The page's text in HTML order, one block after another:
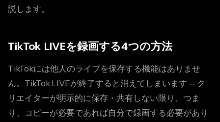
説します。
TikTok LIVEを録画する4つの方法
TikTokには他人のライブを保存する機能はありませ
ん。TikTok LIVEが終了すると消えてしまいます — ク
リエイターが明示的に保存・共有しない限り。つま
り、コピーが必要であれば自分で録画する必要があり